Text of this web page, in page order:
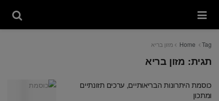
Home Tag מזון בריא
תגית: מזון בריא
כוסמת היתרונות הבריאותיים, ערכים תזונתיים
ומתכון